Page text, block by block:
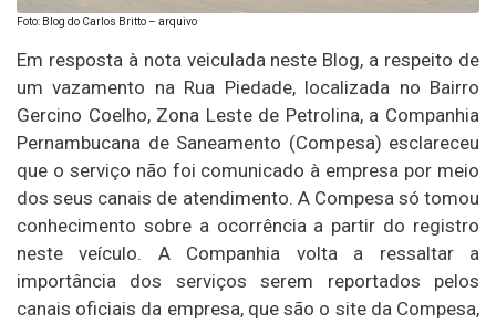
Foto: Blog do Carlos Britto – arquivo
Em resposta à nota veiculada neste Blog, a respeito de
um vazamento na Rua Piedade, localizada no Bairro
Gercino Coelho, Zona Leste de Petrolina, a Companhia
Pernambucana de Saneamento (Compesa) esclareceu
que o serviço não foi comunicado à empresa por meio
dos seus canais de atendimento. A Compesa só tomou
conhecimento sobre a ocorrência a partir do registro
neste veículo. A Companhia volta a ressaltar a
importância dos serviços serem reportados pelos
canais oficiais da empresa, que são o site da Compesa,